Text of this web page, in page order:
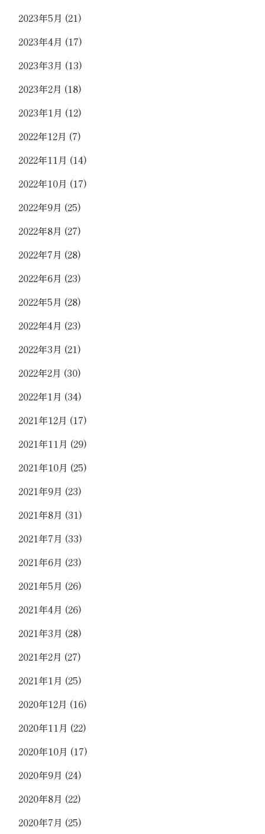
2023年5月 (21)
2023年4月 (17)
2023年3月 (13)
2023年2月 (18)
2023年1月 (12)
2022年12月 (7)
2022年11月 (14)
2022年10月 (17)
2022年9月 (25)
2022年8月 (27)
2022年7月 (28)
2022年6月 (23)
2022年5月 (28)
2022年4月 (23)
2022年3月 (21)
2022年2月 (30)
2022年1月 (34)
2021年12月 (17)
2021年11月 (29)
2021年10月 (25)
2021年9月 (23)
2021年8月 (31)
2021年7月 (33)
2021年6月 (23)
2021年5月 (26)
2021年4月 (26)
2021年3月 (28)
2021年2月 (27)
2021年1月 (25)
2020年12月 (16)
2020年11月 (22)
2020年10月 (17)
2020年9月 (24)
2020年8月 (22)
2020年7月 (25)